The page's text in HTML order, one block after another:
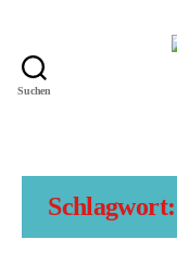
Suchen
Schlagwort: